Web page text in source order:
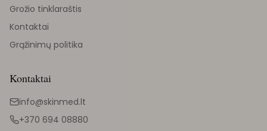
Grožio tinklaraštis
Kontaktai
Grąžinimų politika
Kontaktai
info@skinmed.lt
+370 694 08880